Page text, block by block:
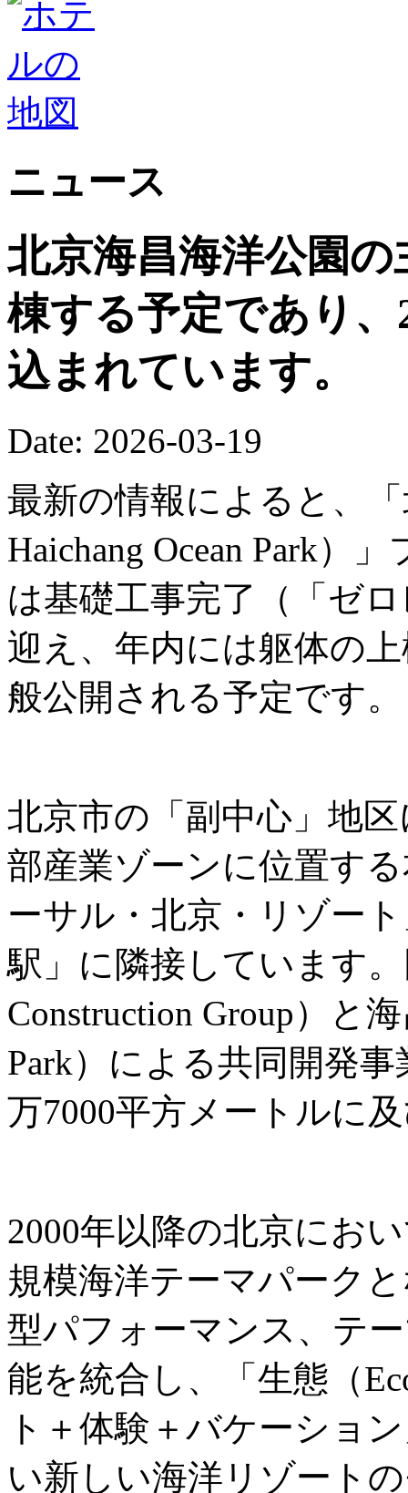
ニュース
北京海昌海洋公園
棟する予定であり
込まれています。
Date: 2026-03-19
最新の情報によると、
Haichang Ocean Park）
は基礎工事完了（「ゼ
迎え、年内には躯体の
般公開される予定です。
北京市の「副中心」地
部産業ゾーンに位置す
ーサル・北京・リゾー
駅」に隣接しています
Construction Group）と
Park）による共同開発
万7000平方メートルに
2000年以降の北京にお
規模海洋テーマパーク
型パフォーマンス、テ
能を統合し、「生態（
ト＋体験＋バケーショ
い新しい海洋リゾート